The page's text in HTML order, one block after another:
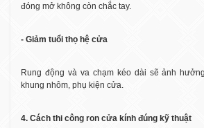
đóng mở không còn chắc tay.
- Giảm tuổi thọ hệ cửa
Rung động và va chạm kéo dài sẽ ảnh
khung nhôm, phụ kiện cửa.
4. Cách thi công ron cửa kính đúng kỹ thuật